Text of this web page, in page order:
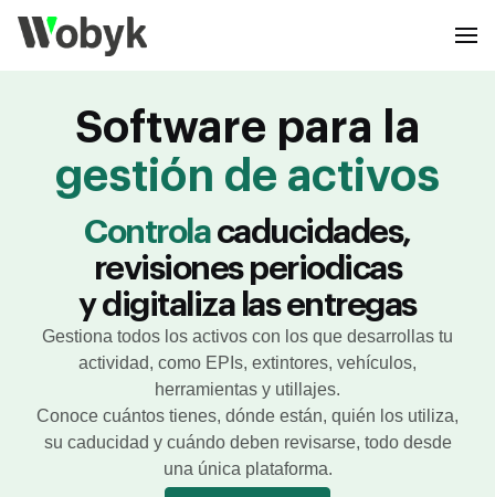
Software para la
gestión de activos
Controlacaducidades,
revisiones periodicas
y digitaliza las entregas
Gestiona todos los activos con los que desarrollas tu
actividad, como EPIs, extintores, vehículos,
herramientas y utillajes.
Conoce cuántos tienes, dónde están, quién los utiliza,
su caducidad y cuándo deben revisarse, todo desde
una única plataforma.